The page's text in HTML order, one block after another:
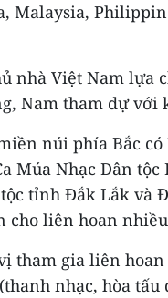
Malaysia,
nhà Việt Nam lựa
Nam tham dự với
núi phía Bắc có
Múa Nhạc Dân
tỉnh Đắk Lắk và
cho liên hoan
tham gia liên
nhạc, hòa